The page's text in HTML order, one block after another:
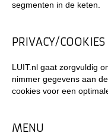
segmenten in de keten.
PRIVACY/COOKIES
LUIT.nl gaat zorgvuldig
nimmer gegevens aan
cookies voor een
MENU